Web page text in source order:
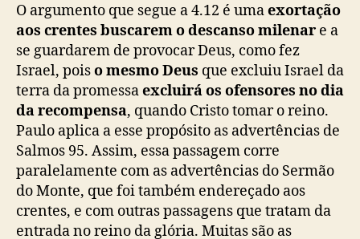
O argumento que segue a 4.12 é umaexortação
aos crentes buscarem o descanso milenar e a
se guardarem de provocar Deus, como fez
Israel, poiso mesmo Deus que excluiu Israel da
terra da promessaexcluirá os ofensores no dia
da recompensa, quando Cristo tomar o reino.
Paulo aplica a esse propósito as advertências de
Salmos 95. Assim, essa passagem corre
paralelamente com as advertências do Sermão
do Monte, que foi também endereçado aos
crentes, e com outras passagens que tratam da
entrada no reino da glória. Muitas são as